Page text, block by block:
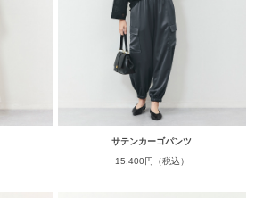
サテンカーゴパンツ
15,400円（税込）